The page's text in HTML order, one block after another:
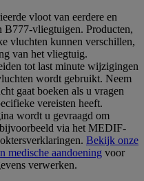
vloot van eerdere en
B777-vliegtuigen. Producten,
vluchten kunnen verschillen,
van het vliegtuig.
tot last minute wijzigingen
wordt gebruikt. Neem
gaat boeken als u vragen
vereisten heeft.
wordt u gevraagd om
via het MEDIF-
Bekijk onze
medische aandoening voor
verwerken.